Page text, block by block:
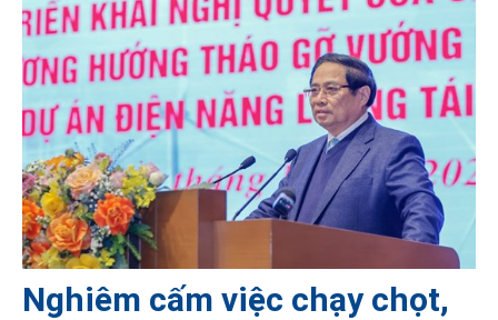
Nghiêm cấm việc chạy chọt,